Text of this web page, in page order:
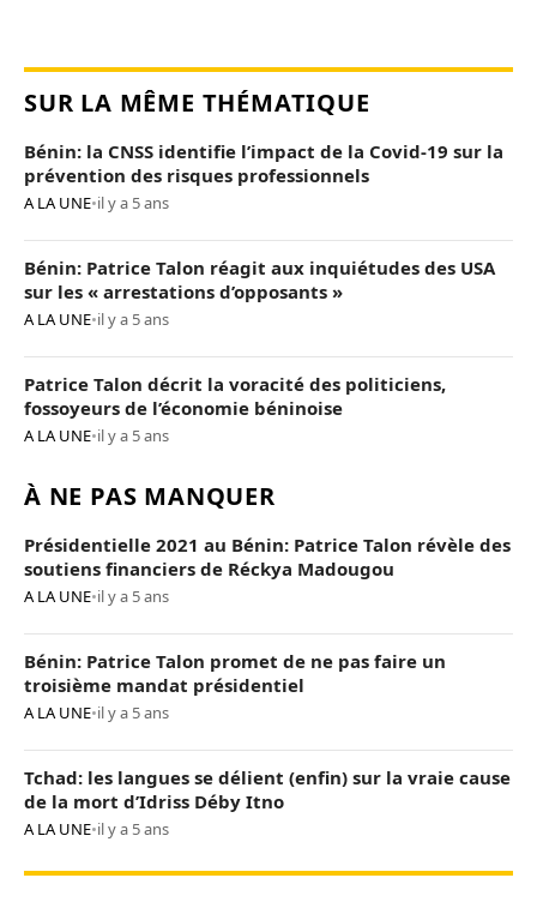
SUR LA MÊME THÉMATIQUE
Bénin: la CNSS identifie l’impact de la Covid-19 sur la
prévention des risques professionnels
A LA UNE•il y a 5 ans
Bénin: Patrice Talon réagit aux inquiétudes des USA
sur les « arrestations d’opposants »
A LA UNE•il y a 5 ans
Patrice Talon décrit la voracité des politiciens,
fossoyeurs de l’économie béninoise
A LA UNE•il y a 5 ans
À NE PAS MANQUER
Présidentielle 2021 au Bénin: Patrice Talon révèle des
soutiens financiers de Réckya Madougou
A LA UNE•il y a 5 ans
Bénin: Patrice Talon promet de ne pas faire un
troisième mandat présidentiel
A LA UNE•il y a 5 ans
Tchad: les langues se délient (enfin) sur la vraie cause
de la mort d’Idriss Déby Itno
A LA UNE•il y a 5 ans